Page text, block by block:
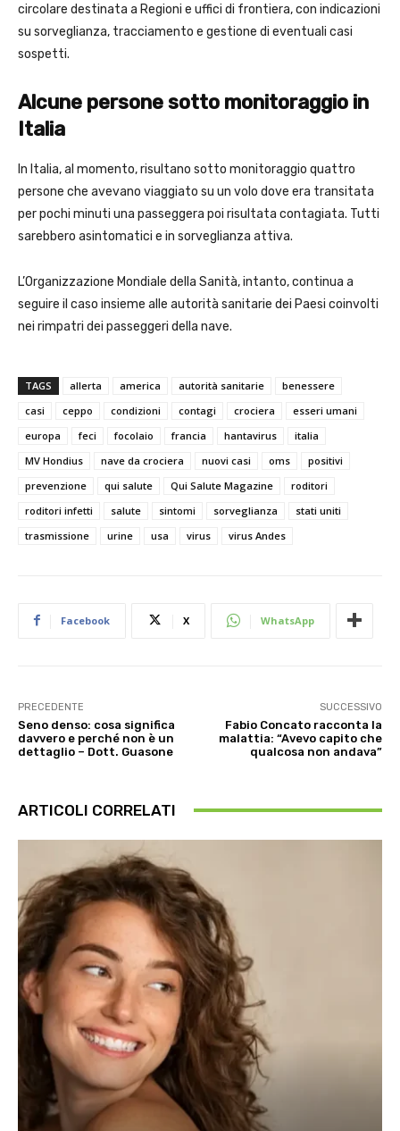
circolare destinata a Regioni e uffici di frontiera, con indicazioni
su sorveglianza, tracciamento e gestione di eventuali casi
sospetti.
Alcune persone sotto monitoraggio in
Italia
In Italia, al momento, risultano sotto monitoraggio quattro
persone che avevano viaggiato su un volo dove era transitata
per pochi minuti una passeggera poi risultata contagiata. Tutti
sarebbero asintomatici e in sorveglianza attiva.
L’Organizzazione Mondiale della Sanità, intanto, continua a
seguire il caso insieme alle autorità sanitarie dei Paesi coinvolti
nei rimpatri dei passeggeri della nave.
TAGS allerta america autorità sanitarie
benessere
casi
ceppo condizioni contagi crociera
esseri umani
europa
feci focolaio francia hantavirus
italia
MV Hondius
nave da crociera nuovi casi oms
positivi
prevenzione
qui salute Qui Salute Magazine
roditori
roditori infetti
salute sintomi sorveglianza
stati uniti
trasmissione
urine usa virus virus Andes
Facebook X WhatsApp
PRECEDENTE
Seno denso: cosa significa
davvero e perché non è un
dettaglio – Dott. Guasone
SUCCESSIVO
Fabio Concato racconta la
malattia: “Avevo capito che
qualcosa non andava”
ARTICOLI CORRELATI